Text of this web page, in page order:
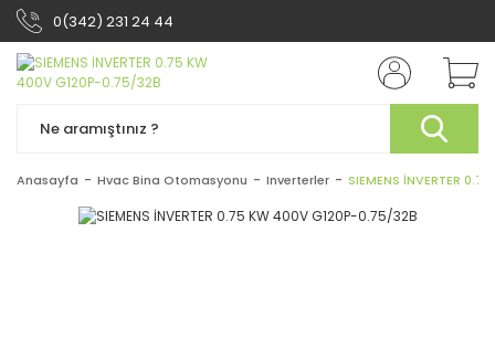
0(342) 231 24 44
Anasayfa Hvac Bina Otomasyonu Inverterler SIEMENS İNVERTER